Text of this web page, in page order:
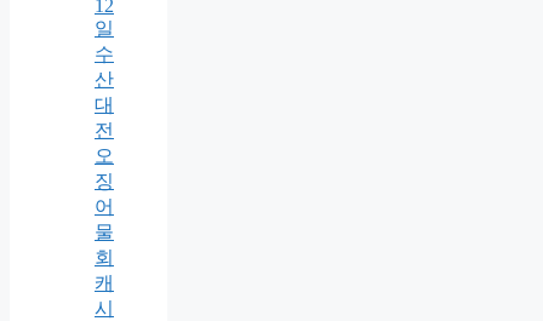
12
일
수
산
대
전
오
징
어
물
회
캐
시